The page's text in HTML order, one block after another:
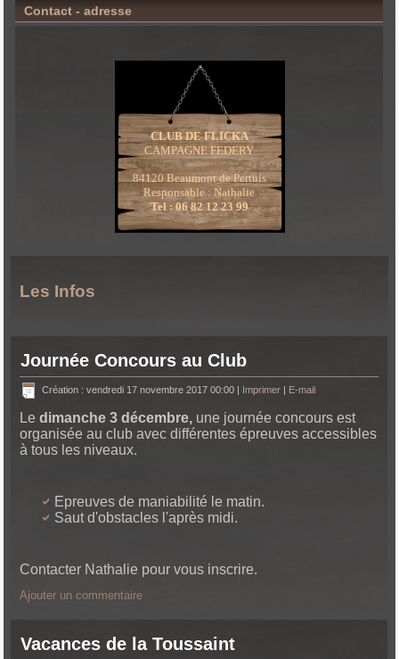
Contact - adresse
CLUB DE FLICKA
CAMPAGNE FEDERY
84120 Beaumont de Pertuis
Responsable : Nathalie
Tel : 06 82 12 23 99
Les Infos
Journée Concours au Club
Création : vendredi 17 novembre 2017 00:00 | Imprimer | E-mail
Ledimanche 3 décembre, une journée concours est
organisée au club avec différentes épreuves accessibles
à tous les niveaux.
Epreuves de maniabilité le matin.
Saut d'obstacles l'après midi.
Contacter Nathalie pour vous inscrire.
Ajouter un commentaire
Vacances de la Toussaint